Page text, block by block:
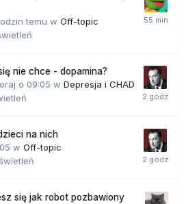
temu w Off-topic
nie chce - dopamina?
o 09:05 w Depresja i CHAD
na nich
w Off-topic
się jak robot pozbawiony